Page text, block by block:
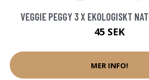
VEGGIE PEGGY 3 X EKOLOGISKT
45 SEK
MER INFO!